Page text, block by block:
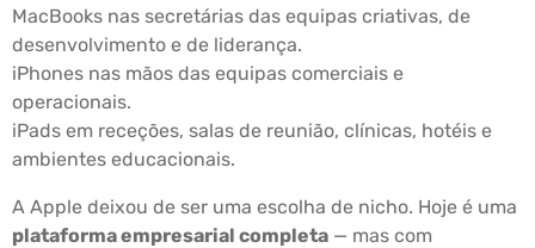
MacBooks nas secretárias das equipas criativas, de
desenvolvimento e de liderança.
iPhones nas mãos das equipas comerciais e
operacionais.
iPads em receções, salas de reunião, clínicas, hotéis e
ambientes educacionais.
A Apple deixou de ser uma escolha de nicho. Hoje é uma
plataforma empresarial completa — mas com